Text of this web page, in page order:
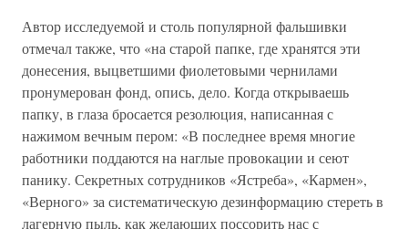
Автор исследуемой и столь популярной фальшивки
отмечал также, что «на старой папке, где хранятся эти
донесения, выцветшими фиолетовыми чернилами
пронумерован фонд, опись, дело. Когда открываешь
папку, в глаза бросается резолюция, написанная с
нажимом вечным пером: «В последнее время многие
работники поддаются на наглые провокации и сеют
панику. Секретных сотрудников «Ястреба», «Кармен»,
«Верного» за систематическую дезинформацию стереть в
лагерную пыль, как желающих поссорить нас с